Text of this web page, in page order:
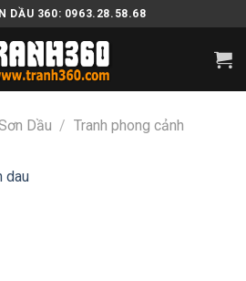
DẦU 360: 0963.28.58.68
Dầu / Tranh phong cảnh